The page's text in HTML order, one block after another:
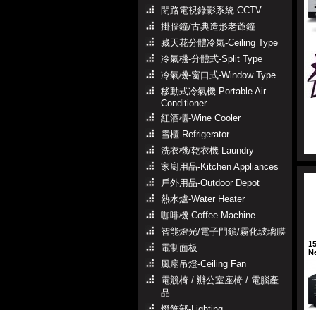
閉路電視錄影系統-CCTV
掛牆鐘/古典造形老爺鐘
藏天花分體冷氣-Ceiling Type
冷氣機-分體式-Split Type
冷氣機-窗口式-Window Type
移動式冷氣機-Portable Air-
Conditioner
紅酒櫃-Wine Cooler
雪櫃-Refrigerator
洗衣機/乾衣機-Laundry
家廚用品-Kitchen Appliances
戶外用品-Outdoor Depot
熱水爐-Water Heater
咖啡機-Coffee Machine
智能燈光/電子門鎖/霧化玻璃膜
電制面板
風扇吊燈-Ceiling Fan
電競椅 / 辦公室座椅 / 電腦產
品